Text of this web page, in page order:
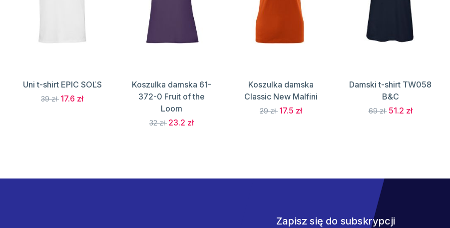
Uni t-shirt EPIC SOĽS
39 zł 17.6 zł
Koszulka damska 61-
372-0 Fruit of the
Loom
32 zł 23.2 zł
Koszulka damska
Classic New Malfini
29 zł 17.5 zł
Damski t-shirt TW058
B&C
69 zł 51.2 zł
Zapisz się do subskrypcji